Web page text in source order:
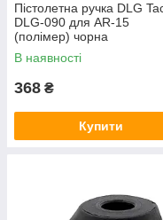
Пістолетна ручка DLG
DLG-090 для AR-15
(полімер) чорна
В наявності
368 ₴
Купити